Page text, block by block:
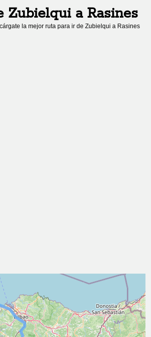
Zubielquia Rasines
la mejor ruta para ir deZubielqui a Rasines